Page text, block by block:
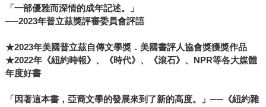
「一部優雅而深情的成年記述。」
──2023年普立茲獎評審委員會評語
★2023年美國普立茲自傳文學獎．美國書評人協會獎獲獎作品
★2022年《紐約時報》、《時代》、《滾石》、NPR等各大媒體
年度好書
「因著這本書，亞裔文學的發展來到了新的高度。」──《紐約雜